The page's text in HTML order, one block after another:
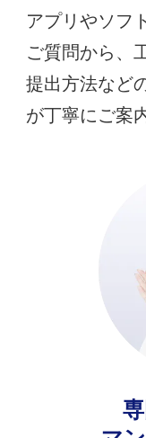
アプリやソフ
ご質問から、
提出方法など
が丁寧にご案